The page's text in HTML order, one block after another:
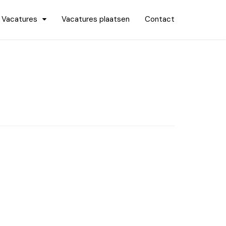
Vacatures Vacatures plaatsen Contact